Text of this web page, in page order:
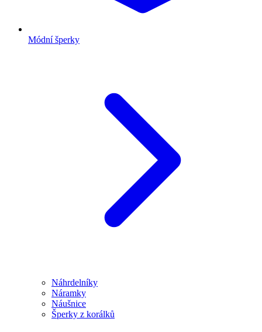
Módní šperky
Náhrdelníky
Náramky
Náušnice
Šperky z korálků